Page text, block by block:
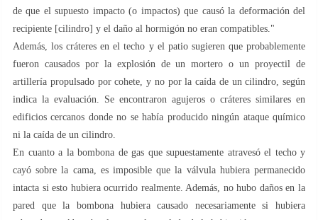
de que el supuesto impacto (o impactos) que causó la deformación del
recipiente [cilindro] y el daño al hormigón no eran compatibles."
Además, los cráteres en el techo y el patio sugieren que probablemente
fueron causados ​​por la explosión de un mortero o un proyectil de
artillería propulsado por cohete, y no por la caída de un cilindro, según
indica la evaluación. Se encontraron agujeros o cráteres similares en
edificios cercanos donde no se había producido ningún ataque químico
ni la caída de un cilindro.
En cuanto a la bombona de gas que supuestamente atravesó el techo y
cayó sobre la cama, es imposible que la válvula hubiera permanecido
intacta si esto hubiera ocurrido realmente. Además, no hubo daños en la
pared que la bombona hubiera causado necesariamente si hubiera